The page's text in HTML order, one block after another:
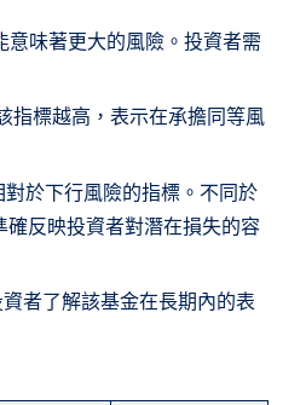
意味著更大的風險。投資者需
指標越高，表示在承擔同等風
於下行風險的指標。不同於
反映投資者對潛在損失的容
者了解該基金在長期內的表